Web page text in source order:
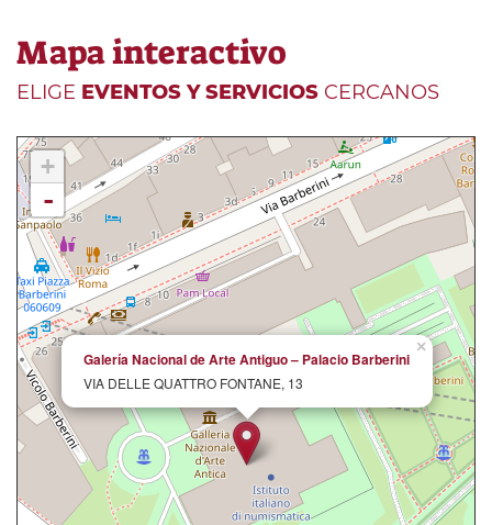
Mapa interactivo
ELIGE EVENTOS Y SERVICIOS CERCANOS
×
Galería Nacional de Arte Antiguo – Palacio Barberini
VIA DELLE QUATTRO FONTANE, 13
+
-